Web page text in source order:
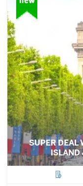
SUPER DEAL
ISLAND